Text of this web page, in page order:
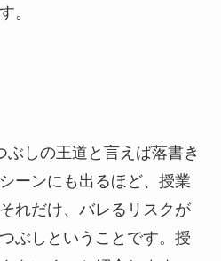
。
しの王道と言えば落書き
ーンにも出るほど、授業
れだけ、バレるリスクが
ぶしということです。授